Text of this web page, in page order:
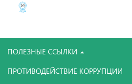
ПОЛЕЗНЫЕ ССЫЛКИ
ПРОТИВОДЕЙСТВИЕ КОРРУПЦИИ